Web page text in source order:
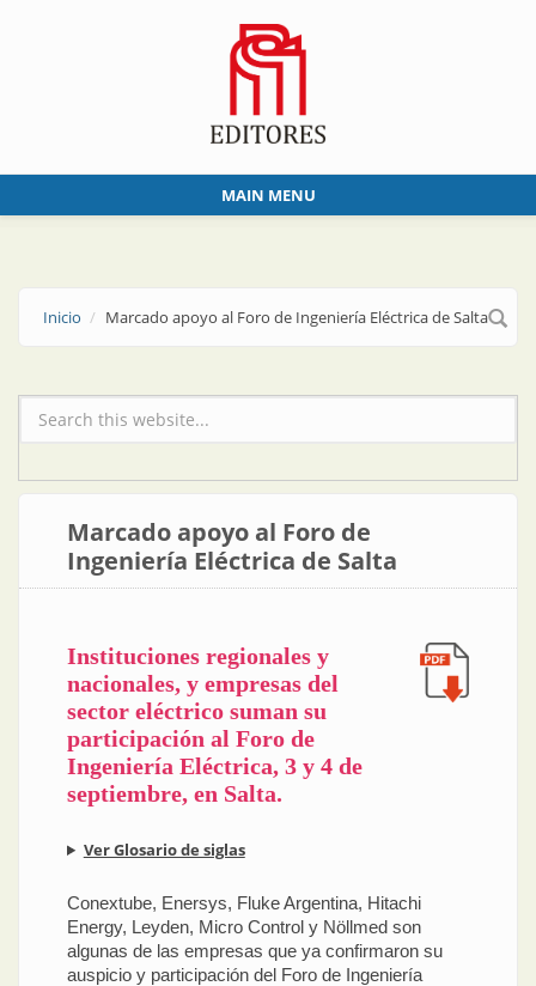
MAIN MENU
Inicio Marcado apoyo al Foro de Ingeniería Eléctrica de Salta
Formulario de búsqueda
Marcado apoyo al Foro de
Ingeniería Eléctrica de Salta
Instituciones regionales y
nacionales, y empresas del
sector eléctrico suman su
participación al Foro de
Ingeniería Eléctrica, 3 y 4 de
septiembre, en Salta.
Ver Glosario de siglas
Conextube, Enersys, Fluke Argentina, Hitachi
Energy, Leyden, Micro Control y Nöllmed son
algunas de las empresas que ya confirmaron su
auspicio y participación del Foro de Ingeniería